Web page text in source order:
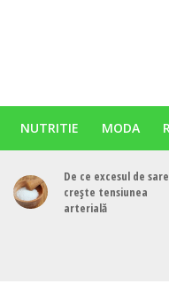
NUTRITIE MODA
De ce excesul de sare
crește tensiunea
arterială